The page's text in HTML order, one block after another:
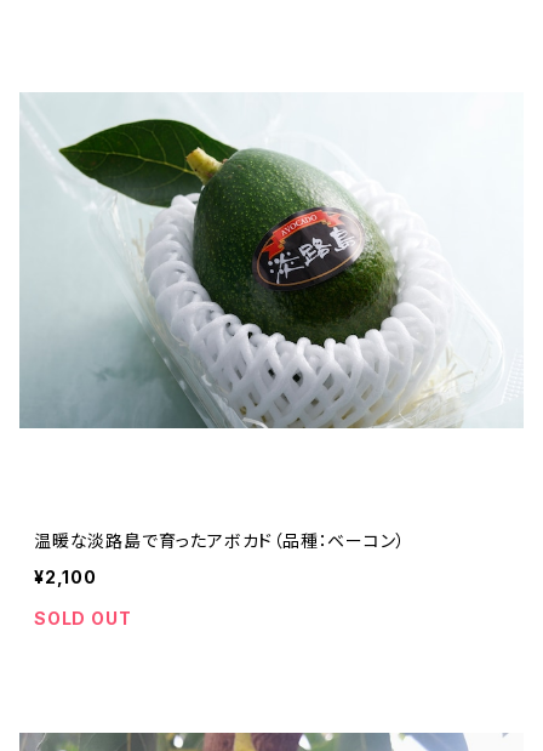
温暖な淡路島で育ったアボカド（品種：ベーコン）
¥2,100
SOLD OUT